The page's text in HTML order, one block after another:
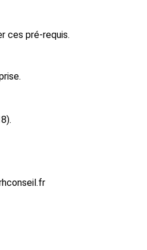
ces pré-requis.